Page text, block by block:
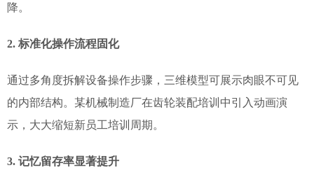
降。
2. 标准化操作流程固化
通过多角度拆解设备操作步骤，三维模型可展示肉眼不可见
的内部结构。某机械制造厂在齿轮装配培训中引入动画演
示，大大缩短新员工培训周期。
3. 记忆留存率显著提升